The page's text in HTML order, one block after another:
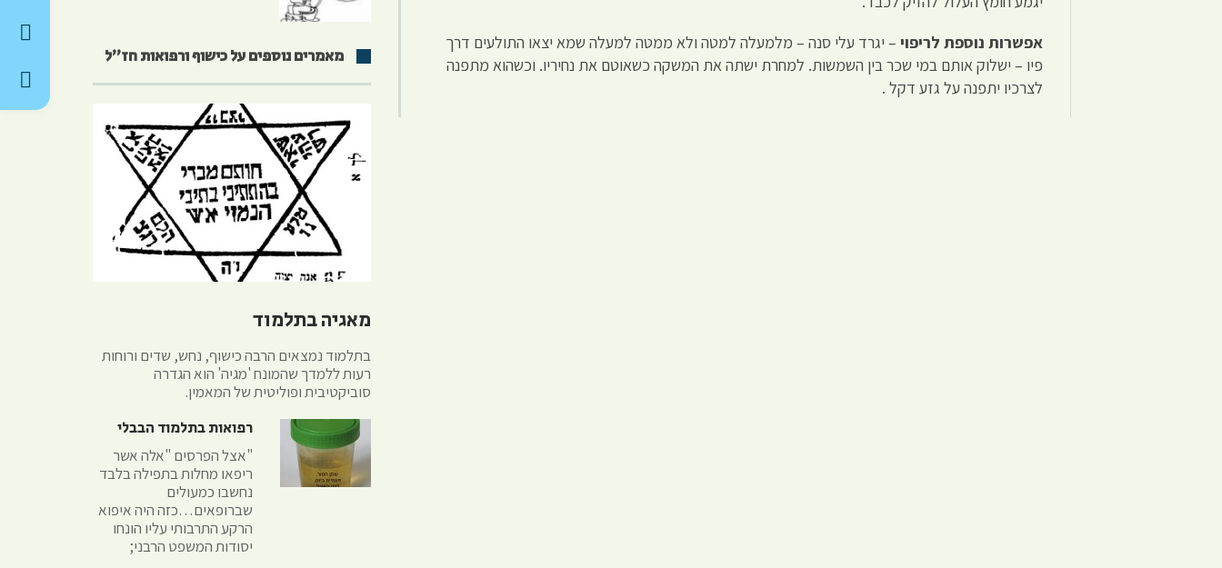
אפשרות נוספת לריפוי – יגרד עלי סנה – מלמעלה למטה ולא ממטה למעלה שמא יצאו התולעים דרך
פיו – ישלוק אותם במי שכר בין השמשות. למחרת ישתה את המשקה כשאוטם את נחיריו. וכשהוא מתפנה
לצרכיו יתפנה על גזע דקל .
מאמרים נוספים על כישוף ורפואות חז״ל
מאגיה בתלמוד
בתלמוד נמצאים הרבה כישוף, נחש, שדים ורוחות
רעות ללמדך שהמונח 'מגיה' הוא הגדרה
סוביקטיבית ופוליטית של המאמין.
רפואות בתלמוד הבבלי
"אצל הפרסים "אלה אשר
ריפאו מחלות בתפילה בלבד
נחשבו כמעולים
שברופאים…כזה היה איפוא
הרקע התרבותי עליו הונחו
יסודות המשפט הרבני;